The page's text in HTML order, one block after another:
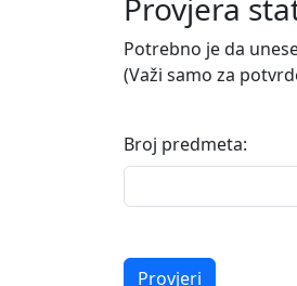
Potrebno je da
(Važi samo za
Broj predmeta:
Provjeri